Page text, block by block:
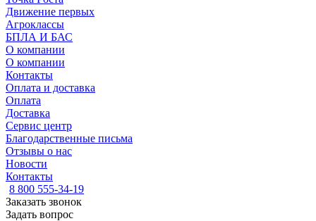
Движение первых
Агроклассы
БПЛА И БАС
О компании
О компании
Контакты
Оплата и доставка
Оплата
Доставка
Сервис центр
Благодарственные письма
Отзывы о нас
Новости
Контакты
8 800 555-34-19
Заказать звонок
Задать вопрос